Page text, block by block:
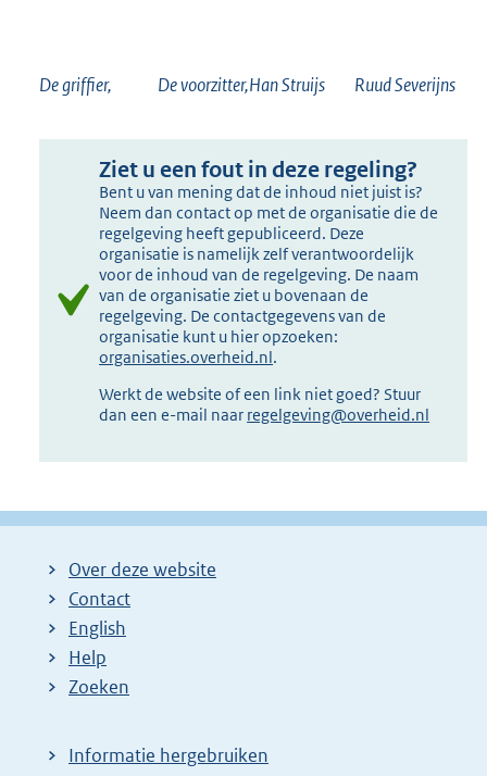
De griffier, De voorzitter,Han Struijs Ruud Severijns
Ziet u een fout in deze regeling?
Bent u van mening dat de inhoud niet juist is?
Neem dan contact op met de organisatie die de
regelgeving heeft gepubliceerd. Deze
organisatie is namelijk zelf verantwoordelijk
voor de inhoud van de regelgeving. De naam
van de organisatie ziet u bovenaan de
regelgeving. De contactgegevens van de
organisatie kunt u hier opzoeken:
organisaties.overheid.nl.
Werkt de website of een link niet goed? Stuur
dan een e-mail naar regelgeving@overheid.nl
Over deze website
Contact
English
Help
Zoeken
Informatie hergebruiken